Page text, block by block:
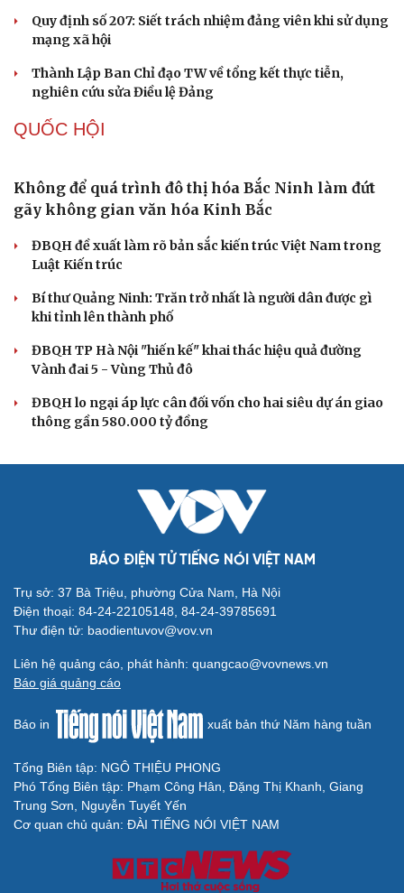
Thực tiễn vận hành chính quyền ba cấp bác bỏ mọi luận
điệu xuyên tạc
Thủ đoạn xuyên tạc mới trên không gian mạng thời AI
Tự cảnh giác trước tâm lý đám đông khi dùng mạng xã
hội
XÂY DỰNG, CHỈNH ĐỐN ĐẢNG
Đảng ủy các cơ quan Đảng Trung ương xây dựng
phần mềm đánh giá cán bộ theo KPI
Đồng chí Trần Cẩm Tú: Bộ chỉ số đánh giá công việc
phải đo được kết quả thực chất
Bộ Chính trị: Giải thể hội quần chúng hoạt động kém
hiệu quả, không đúng tôn chỉ
Quy định số 207: Siết trách nhiệm đảng viên khi sử dụng
mạng xã hội
Thành Lập Ban Chỉ đạo TW về tổng kết thực tiễn,
gãy không gian văn hóa Kinh Bắc
ĐBQH đề xuất làm rõ bản sắc kiến trúc Việt Nam trong
Bí thư Quảng Ninh: Trăn trở nhất là người dân được gì
ĐBQH TP Hà Nội "hiến kế" khai thác hiệu quả đường
Vành đai 5 - Vùng Thủ đô
ĐBQH lo ngại áp lực cân đối vốn cho hai siêu dự án giao
thông gần 580.000 tỷ đồng